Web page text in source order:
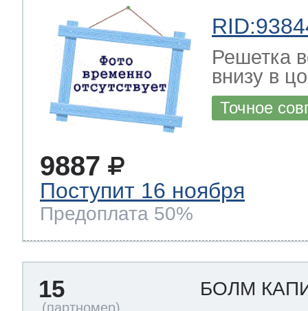
Решетка
внизу в
Точное
9887
Поступит 16 ноября
Предоплата 50%
15 БОЛМ